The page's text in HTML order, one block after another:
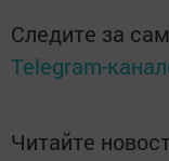
Следите за
Telegram-
Читайте